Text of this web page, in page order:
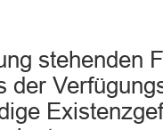
stehenden
der